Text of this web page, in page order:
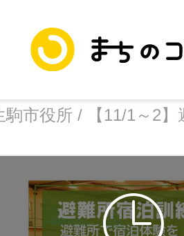
駒市役所 /
【11/1～2
トップ